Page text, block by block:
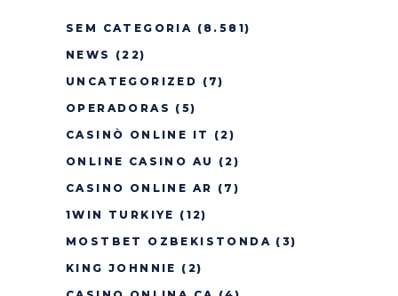
SEM CATEGORIA (8.581)
NEWS
(22)
UNCATEGORIZED (7)
OPERADORAS (5)
CASINÒ ONLINE IT
(2)
ONLINE CASINO AU
(2)
CASINO ONLINE AR (7)
1WIN TURKIYE (12)
MOSTBET OZBEKISTONDA (3)
KING JOHNNIE (2)